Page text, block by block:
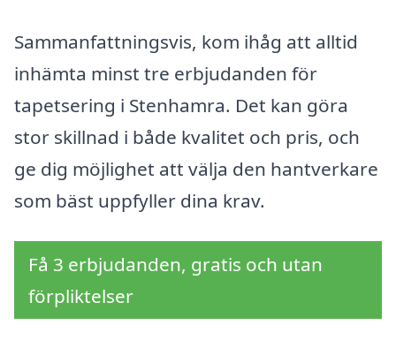
Sammanfattningsvis, kom ihåg att alltid
inhämta minst tre erbjudanden för
tapetsering i Stenhamra. Det kan göra
stor skillnad i både kvalitet och pris, och
ge dig möjlighet att välja den hantverkare
som bäst uppfyller dina krav.
Få 3 erbjudanden, gratis och utan
förpliktelser